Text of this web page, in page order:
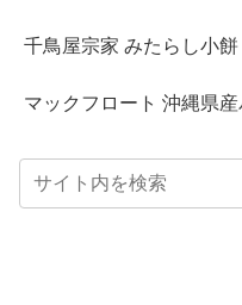
千鳥屋宗家 みたらし小餅
マックフロート 沖縄県